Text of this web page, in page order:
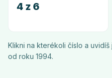
4 z 6
Klikni na kterékoli číslo a
od roku 1994.